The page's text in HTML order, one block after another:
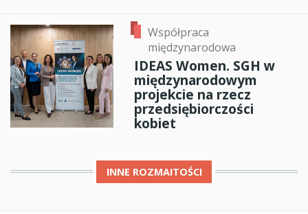
Współpraca
międzynarodowa
IDEAS Women. SGH w
międzynarodowym
projekcie na rzecz
przedsiębiorczości
kobiet
INNE ROZMAITOŚCI